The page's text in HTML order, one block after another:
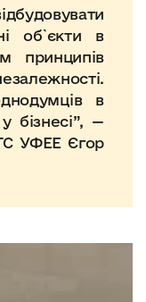
об`єкти в
принципів
в
бізнесі”, —
УФЕЕ Єгор